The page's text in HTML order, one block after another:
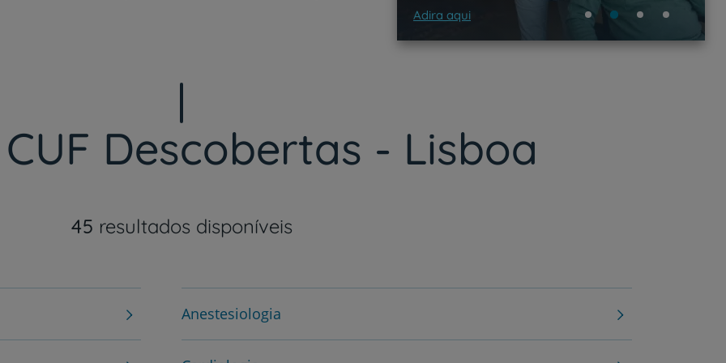
Adira aqui
Descobertas - Lisboa
45 resultados disponíveis
Anestesiologia